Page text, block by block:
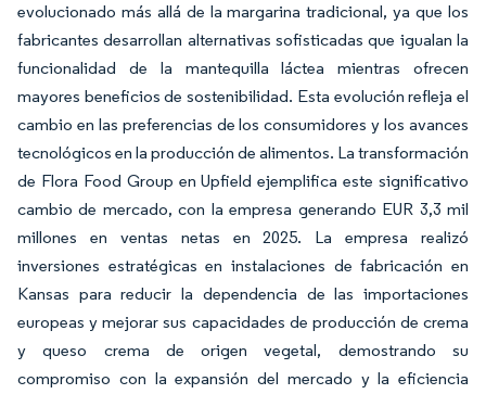
evolucionado más allá de la margarina tradicional, ya que los
fabricantes desarrollan alternativas sofisticadas que igualan la
funcionalidad de la mantequilla láctea mientras ofrecen
mayores beneficios de sostenibilidad. Esta evolución refleja el
cambio en las preferencias de los consumidores y los avances
tecnológicos en la producción de alimentos. La transformación
de Flora Food Group en Upfield ejemplifica este significativo
cambio de mercado, con la empresa generando EUR 3,3 mil
millones en ventas netas en 2025. La empresa realizó
inversiones estratégicas en instalaciones de fabricación en
Kansas para reducir la dependencia de las importaciones
europeas y mejorar sus capacidades de producción de crema
y queso crema de origen vegetal, demostrando su
compromiso con la expansión del mercado y la eficiencia